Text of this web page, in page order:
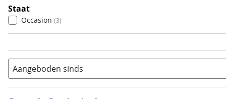
Staat
Occasion (3)
Aangeboden sinds